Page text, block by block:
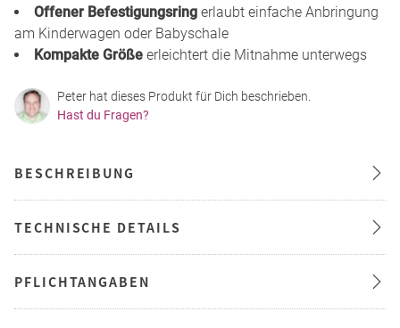
Offener Befestigungsring erlaubt einfache Anbringung
am Kinderwagen oder Babyschale
Kompakte Größe erleichtert die Mitnahme unterwegs
Peter hat dieses Produkt für Dich beschrieben.
Hast du Fragen?
BESCHREIBUNG
TECHNISCHE DETAILS
PFLICHTANGABEN